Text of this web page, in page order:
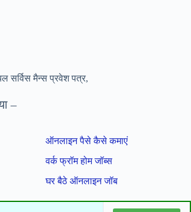
सर्विस मैन्स प्रवेश पत्र,
–
ऑनलाइन पैसे कैसे कमाएं
वर्क फ्रॉम होम जॉब्स
घर बैठे ऑनलाइन जॉब